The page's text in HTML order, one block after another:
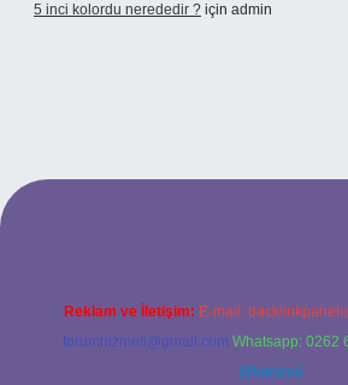
5 inci kolordu nerededir ? için admin
www.tulipbet.online/
Reklam ve İletişim: E-mail:
forumhizmeti@gmail.com Whatsapp: 0262
@karabul